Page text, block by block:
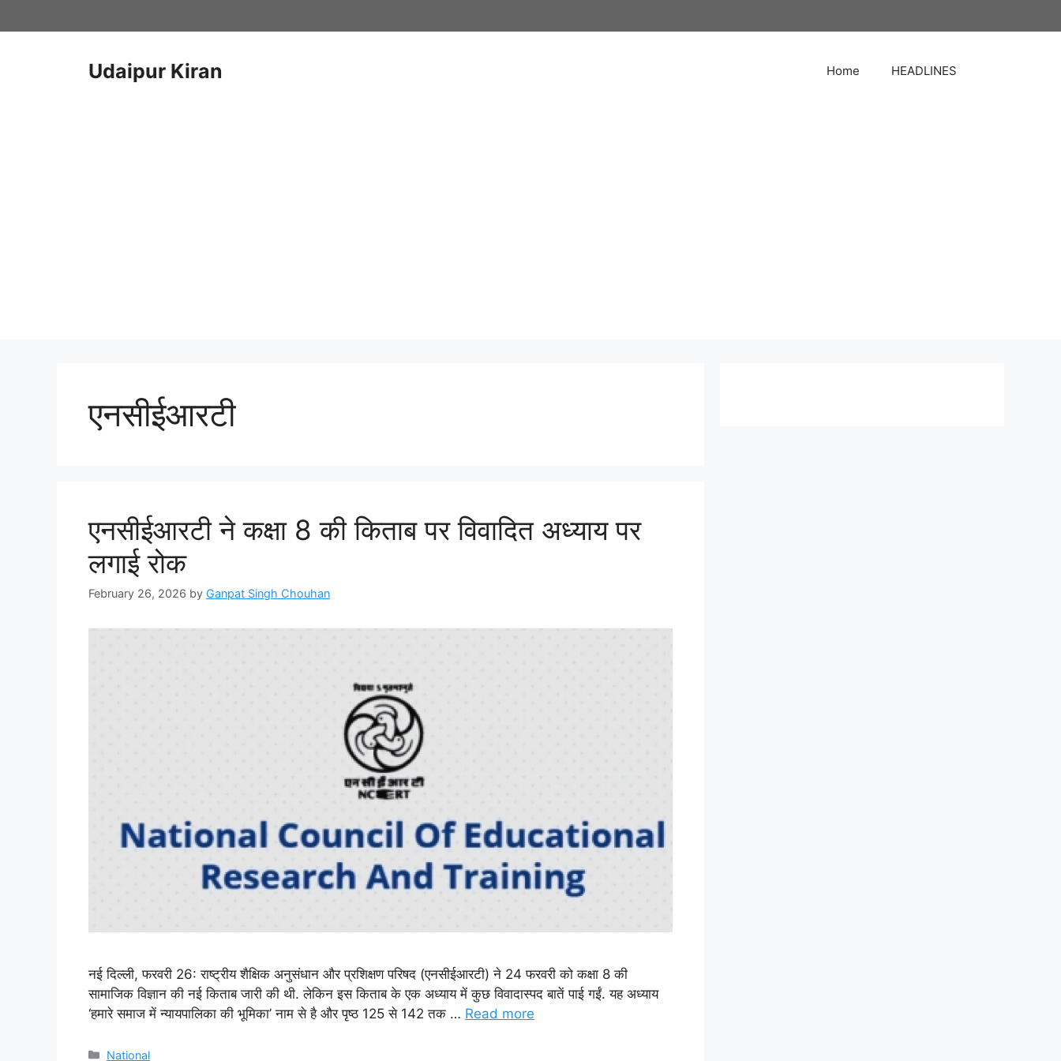
to
Udaipur Kiran Home HEADLINES
एनसीईआरटी
एनसीईआरटी ने कक्षा 8 की किताब पर विवादित अध्याय पर
लगाई रोक
February 26, 2026 by Ganpat Singh Chouhan
नई दिल्ली, फरवरी 26: राष्ट्रीय शैक्षिक अनुसंधान और प्रशिक्षण परिषद (एनसीईआरटी) ने 24 फरवरी को कक्षा 8 की
सामाजिक विज्ञान की नई किताब जारी की थी. लेकिन इस किताब के एक अध्याय में कुछ विवादास्पद बातें पाई गईं. यह अध्याय
‘हमारे समाज में न्यायपालिका की भूमिका’ नाम से है और पृष्ठ 125 से 142 तक … Read more
Categories
National